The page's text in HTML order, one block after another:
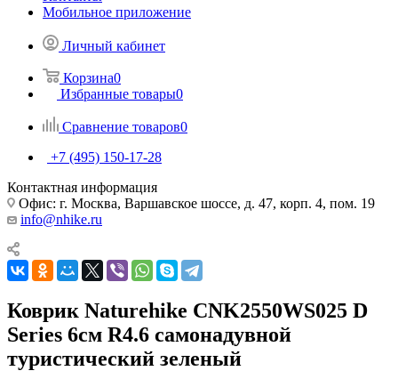
Мобильное приложение
Личный кабинет
Корзина0
Избранные товары0
Сравнение товаров0
+7 (495) 150-17-28
Контактная информация
Офис: г. Москва, Варшавское шоссе, д. 47, корп. 4, пом. 19
info@nhike.ru
Коврик Naturehike CNK2550WS025 D
Series 6см R4.6 самонадувной
туристический зеленый